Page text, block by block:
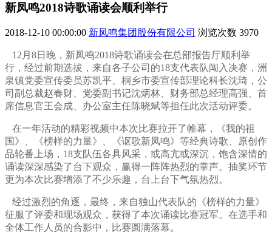
新凤鸣2018诗歌诵读会顺利举行
2018-12-10 00:00:00 新凤鸣集团股份有限公司 浏览次数 3970
12月8日晚，新凤鸣2018诗歌诵读会在总部报告厅顺利举
行，经过前期选拔，来自各子公司的18支代表队闯入决赛，洲
泉镇党委宣传委员苏凯平、桐乡市委宣传部理论科长沈琦，公
司副总裁赵春财、党委副书记沈炳林、财务部总经理高强、首
席信息官王会成、办公室主任陈晓斌等担任此次活动评委。
在一年活动的精彩视频中本次比赛拉开了帷幕，《我的祖
国》、《榜样的力量》、《讴歌新凤鸣》等经典诗歌、原创作
品轮番上场，18支队伍各具风采，或高亢或深沉，饱含深情的
诵读深深感染了台下观众，赢得一阵阵热烈的掌声。抽奖环节
更为本次比赛增添了不少乐趣，台上台下气氛热烈。
经过激烈的角逐，最终，来自独山代表队的《榜样的力量》
征服了评委和现场观众，获得了本次诵读比赛冠军。在选手和
全体工作人员的合影中，比赛圆满落幕。